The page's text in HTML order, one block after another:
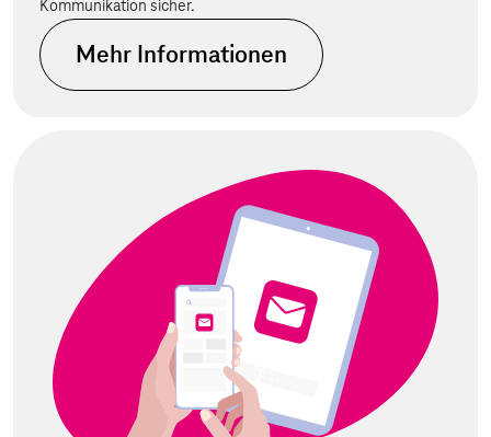
Kommunikation sicher.
Mehr Informationen